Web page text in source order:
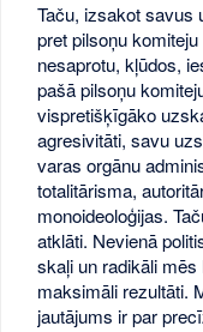
Taču, izsakot savus
pret pilsoņu
nesaprotu, kļūdos,
pašā pilsoņu
vispretišķīgāko
agresivitāti, savu
varas orgānu
totalitārisma,
monoideoloģijas.
atklāti. Nevienā
skaļi un radikāli
maksimāli rezultāti.
jautājums ir par